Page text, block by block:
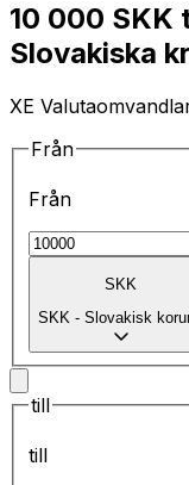
10 000 SKK
Slovakiska
XE
Från
Från
SKK
SKK - Slovakisk
till
till